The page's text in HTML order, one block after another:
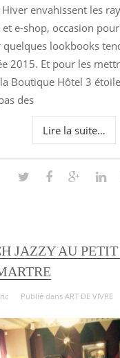
envahissent les
et e-shop, occasion
quelques lookbooks
2015. Et pour les
Boutique Hôtel 3
des
Lire la suite…
JAZZY AU
Publié dans ART DE VIVRE